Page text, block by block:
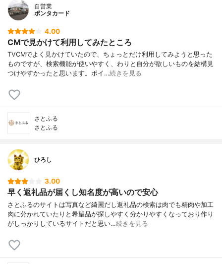
自営業
ポンタカード
4.00
CMで見かけて利用してみたところ
TVCMでよく見かけていたので、ちょっとだけ利用してみようと思った
ものですが、検索機能が使いやすく、わりと自分が欲しいものを結構見
つけやすかったと思います。ポイ…続きを見る
さとふる
さとふる
ひろし
3.00
早く返礼品が届くし知名度が高いので安心
さとふるのサイトは写真など綺麗だし返礼品の検索は肉でも精肉や加工
肉に分かれていたりと希望品が探しやすく分かりやすくなっており作り
がしっかりしているサイトだと思い…続きを見る